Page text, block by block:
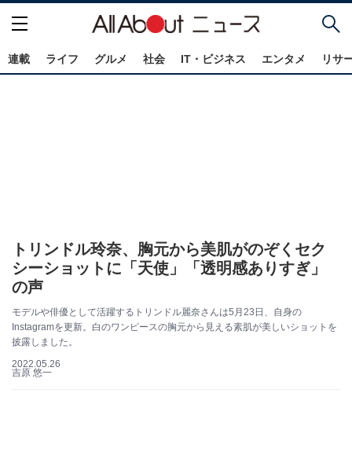
連載 ライフ グルメ 社会 IT・ビジネス エンタメ リサ
トリンドル玲奈、胸元から美肌がのぞくセク
シーショットに「天使」「透明感ありすぎ」
の声
モデルや俳優として活躍するトリンドル麗奈さんは5月23日、自身の
Instagramを更新。白のワンピースの胸元から見える素肌が美しいショットを
披露しました。
2022.05.26
吉原 悠一